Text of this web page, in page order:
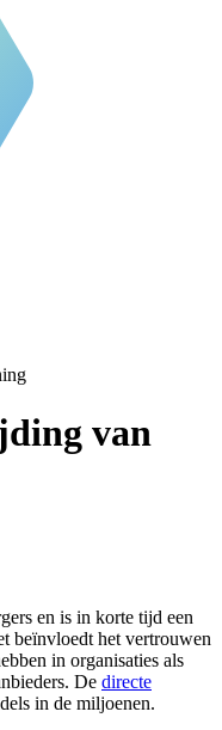
van
en is in korte tijd een
beïnvloedt het vertrouwen
in organisaties als
De directe
in de miljoenen.